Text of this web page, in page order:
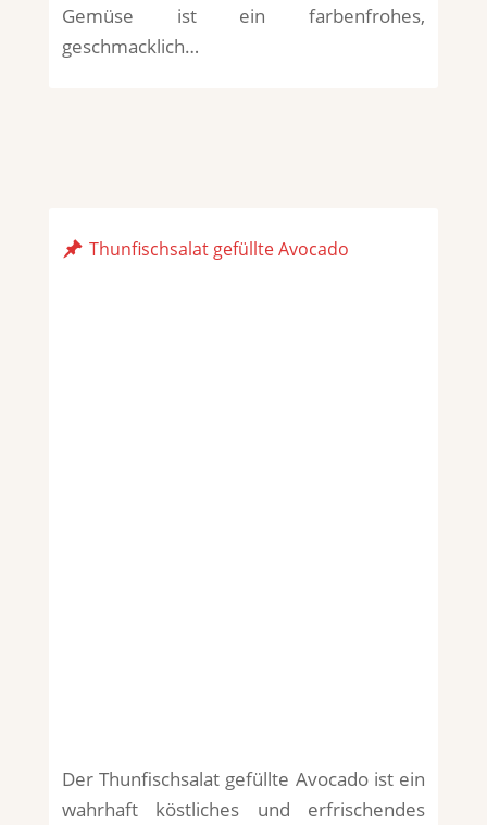
Gemüse ist ein farbenfrohes,
geschmacklich…
Thunfischsalat gefüllte Avocado
Der Thunfischsalat gefüllte Avocado ist ein
wahrhaft köstliches und erfrischendes